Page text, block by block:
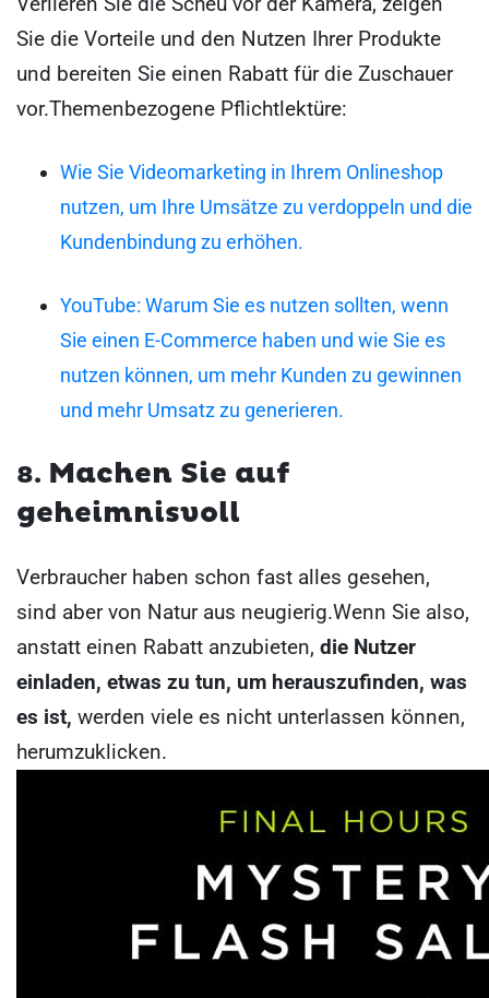
Sie die Vorteile und den Nutzen Ihrer Produkte
und bereiten Sie einen Rabatt für die Zuschauer
vor.Themenbezogene Pflichtlektüre:
Wie Sie Videomarketing in Ihrem Onlineshop
nutzen, um Ihre Umsätze zu verdoppeln und die
Kundenbindung zu erhöhen.
YouTube: Warum Sie es nutzen sollten, wenn
Sie einen E-Commerce haben und wie Sie es
nutzen können, um mehr Kunden zu gewinnen
und mehr Umsatz zu generieren.
8. Machen Sie auf
geheimnisvoll
Verbraucher haben schon fast alles gesehen,
sind aber von Natur aus neugierig.Wenn Sie also,
anstatt einen Rabatt anzubieten, die Nutzer
einladen, etwas zu tun, um herauszufinden, was
es ist, werden viele es nicht unterlassen können,
herumzuklicken.